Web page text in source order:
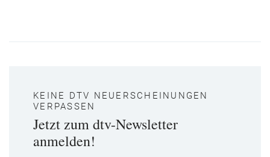
KEINE DTV NEUERSCHEINUNGEN
VERPASSEN
Jetzt zum dtv-Newsletter
anmelden!